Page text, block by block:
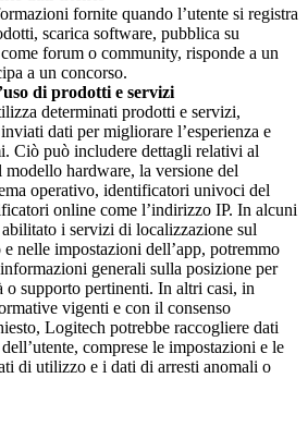
fornite quando l’utente si registra
scarica software, pubblica su
forum o community, risponde a un
a un concorso.
di prodotti e servizi
determinati prodotti e servizi,
dati per migliorare l’esperienza e
Ciò può includere dettagli relativi al
hardware, la versione del
operativo, identificatori univoci del
online come l’indirizzo IP. In alcuni
abilitato i servizi di localizzazione sul
nelle impostazioni dell’app, potremmo
generali sulla posizione per
supporto pertinenti. In altri casi, in
vigenti e con il consenso
Logitech potrebbe raccogliere dati
comprese le impostazioni e le
di utilizzo e i dati di arresti anomali o